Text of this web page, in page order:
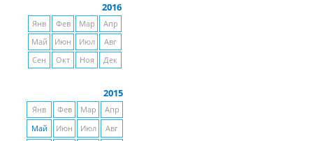
2016
Янв Фев Мар
Апр
Май
Июн Июл
Авг
Сен
Окт Ноя Дек
2015
Янв Фев Мар
Апр
Май
Июн Июл
Авг